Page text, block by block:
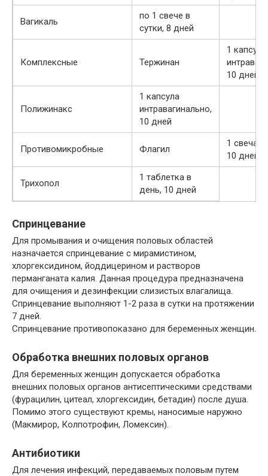
Вагикаль
по 1 свече в
сутки, 8 дней
Комплексные Тержинан
1 капсула
10 дней
Полижинакс
1 капсула
интравагинально,
10 дней
Противомикробные Флагил
1 свеча в
10 дней
Трихопол
1 таблетка в
день, 10 дней
Спринцевание
Для промывания и очищения половых областей
назначается спринцевание с мирамистином,
хлоргексидином, йоддицерином и растворов
перманганата калия. Данная процедура предназначена
для очищения и дезинфекции слизистых влагалища.
Спринцевание выполняют 1-2 раза в сутки на протяжении
7 дней.
Спринцевание противопоказано для беременных женщин.
Обработка внешних половых органов
Для беременных женщин допускается обработка
внешних половых органов антисептическими средствами
(фурацилин, цитеал, хлоргексидин, бетадин) после душа.
Помимо этого существуют кремы, наносимые наружно
(Макмирор, Колпотрофин, Ломексин).
Антибиотики
Для лечения инфекций, передаваемых половым путем